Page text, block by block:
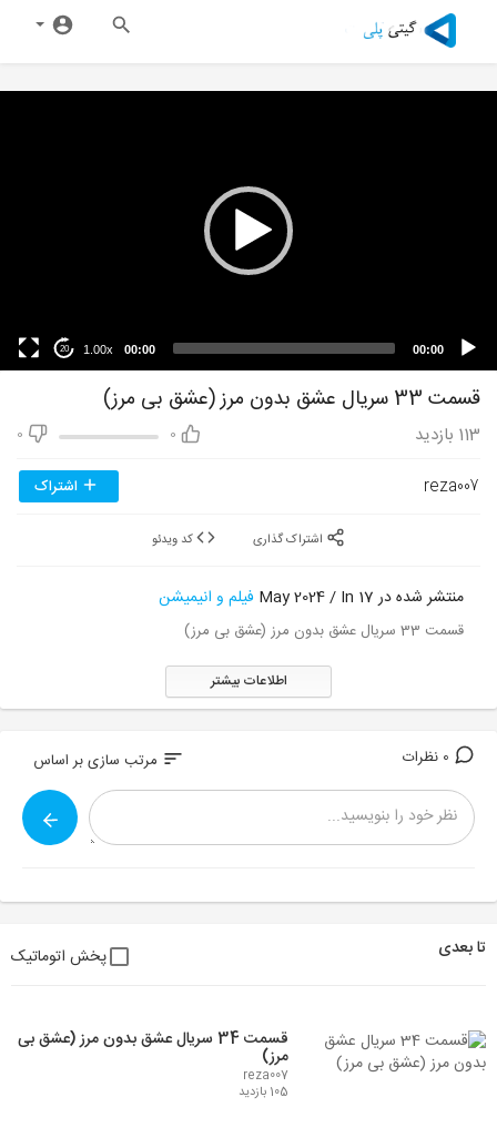
00:00
00:00
1.00x
20
قسمت 33 سریال عشق بدون مرز (عشق بی مرز)
0
0 113 بازدید
reza007 اشتراک
منتشر شده در 17 May 2024 / In فیلم و انیمیشن
قسمت 33 سریال عشق بدون مرز (عشق بی مرز)
اطلاعات بیشتر
sort مرتب سازی بر اساس
تا بعدی پخش اتوماتیک
قسمت 34 سریال عشق بدون مرز (عشق بی
مرز)
reza007
105 بازدید